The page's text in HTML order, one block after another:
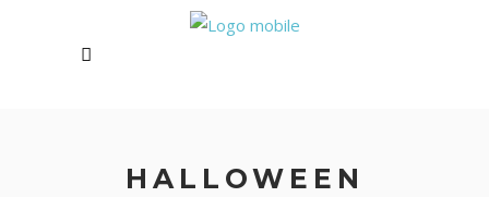
HALLOWEEN